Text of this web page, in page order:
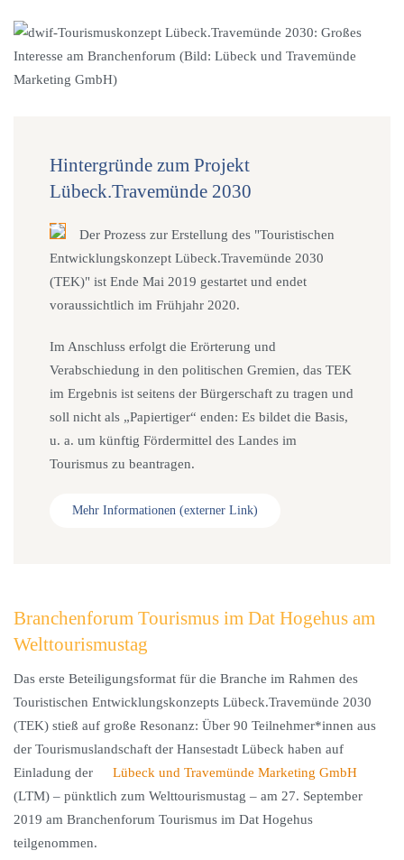
Hintergründe zum Projekt
Lübeck.Travemünde 2030
Der Prozess zur Erstellung des "Touristischen
Entwicklungskonzept Lübeck.Travemünde 2030
(TEK)" ist Ende Mai 2019 gestartet und endet
voraussichtlich im Frühjahr 2020.
Im Anschluss erfolgt die Erörterung und
Verabschiedung in den politischen Gremien, das TEK
im Ergebnis ist seitens der Bürgerschaft zu tragen und
soll nicht als „Papiertiger“ enden: Es bildet die Basis,
u. a. um künftig Fördermittel des Landes im
Tourismus zu beantragen.
Mehr Informationen (externer Link)
Branchenforum Tourismus im Dat Hogehus am
Welttourismustag
Das erste Beteiligungsformat für die Branche im Rahmen des
Touristischen Entwicklungskonzepts Lübeck.Travemünde 2030
(TEK) stieß auf große Resonanz: Über 90 Teilnehmer*innen aus
der Tourismuslandschaft der Hansestadt Lübeck haben auf
Einladung der
Lübeck und Travemünde Marketing GmbH
(LTM) – pünktlich zum Welttourismustag – am 27. September
2019 am Branchenforum Tourismus im Dat Hogehus
teilgenommen.